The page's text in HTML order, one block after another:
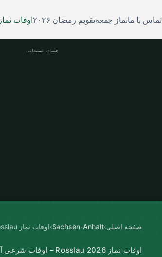
اوقات نماز تقویم رمضان ۲۰۲۶نماز جمعهتماس با ما
فضای تبلیغاتی
صفحه اصلی›
Sachsen-Anhalt
›اوقات نماز Rosslau
اوقات نماز Rosslau 2026 – اوقات شرعی آلمان